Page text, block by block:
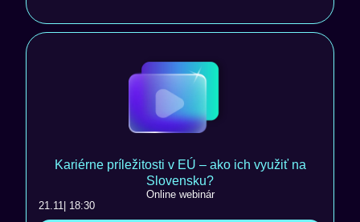
Kariérne príležitosti v EÚ – ako ich využiť na
Slovensku?
Online webinár
21.11 | 18:30